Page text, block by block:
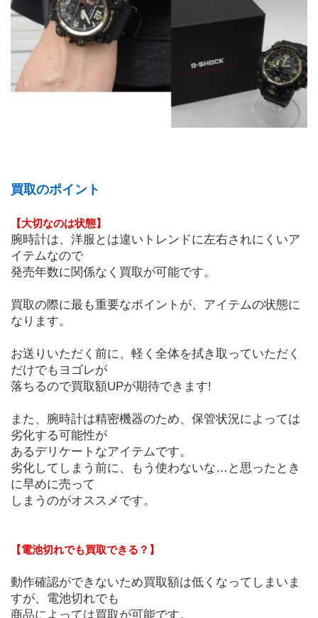
買取のポイント
【大切なのは状態】
腕時計は、洋服とは違いトレンドに左右されにくいア
イテムなので
発売年数に関係なく買取が可能です。
買取の際に最も重要なポイントが、アイテムの状態に
なります。
お送りいただく前に、軽く全体を拭き取っていただく
だけでもヨゴレが
落ちるので買取額UPが期待できます!
また、腕時計は精密機器のため、保管状況によっては
劣化する可能性が
あるデリケートなアイテムです。
劣化してしまう前に、もう使わないな…と思ったとき
に早めに売って
しまうのがオススメです。
【電池切れでも買取できる？】
動作確認ができないため買取額は低くなってしまいま
すが、電池切れでも
商品によっては買取が可能です。